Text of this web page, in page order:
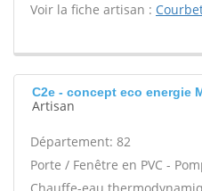
Voir la fiche artisan :
C2e - concept eco energie
Artisan
Département: 82
Porte / Fenêtre en PVC -